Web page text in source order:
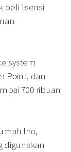
beli lisensi
system
Point, dan
700 ribuan
lho,
digunakan